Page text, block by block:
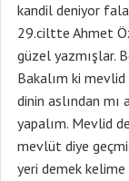
kandil deniyor
29.ciltte Ahmet
güzel yazmışlar.
Bakalım ki
dinin aslından mı
yapalım. Mevlid
mevlüt diye
yeri demek